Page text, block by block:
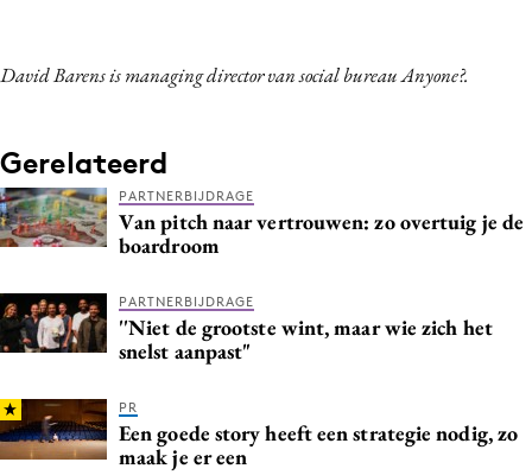
David Barens is managing director van social bureau Anyone?.
Gerelateerd
PARTNERBIJDRAGE
Van pitch naar vertrouwen: zo overtuig je de
boardroom
PARTNERBIJDRAGE
''Niet de grootste wint, maar wie zich het
snelst aanpast"
PR
Een goede story heeft een strategie nodig, zo
maak je er een